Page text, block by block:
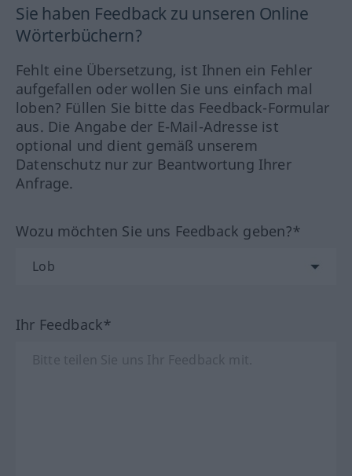
Sie haben Feedback zu unseren Online
Wörterbüchern?
Fehlt eine Übersetzung, ist Ihnen ein Fehler
aufgefallen oder wollen Sie uns einfach mal
loben? Füllen Sie bitte das Feedback-Formular
aus. Die Angabe der E-Mail-Adresse ist
optional und dient gemäß unserem
Datenschutz nur zur Beantwortung Ihrer
Anfrage.
Wozu möchten Sie uns Feedback geben?*
Ihr Feedback*